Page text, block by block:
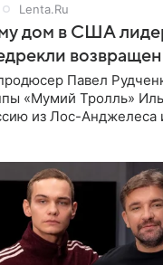
Lenta.Ru
дом в США
Павел
«Мумий Тролль»
из Лос-Анджелеса